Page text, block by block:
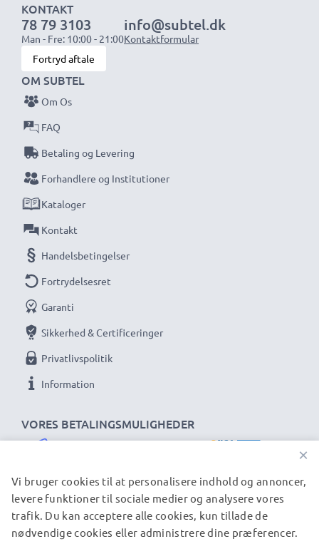
KONTAKT
78 79 3103
Man - Fre: 10:00 - 21:00
info@subtel.dk
Kontaktformular
Fortryd aftale
VORES BETALINGSMULIGHEDER
OM SUBTEL
Om Os
FAQ
Betaling og Levering
Forhandlere og Institutioner
Kataloger
Kontakt
Handelsbetingelser
Fortrydelsesret
Garanti
Sikkerhed & Certificeringer
Privatlivspolitik
Information
VORES FORSENDELSESPARTNERE
×
Vi bruger cookies til at personalisere indhold og annoncer,
levere funktioner til sociale medier og analysere vores
trafik. Du kan acceptere alle cookies, kun tillade de
nødvendige cookies eller administrere dine præferencer.